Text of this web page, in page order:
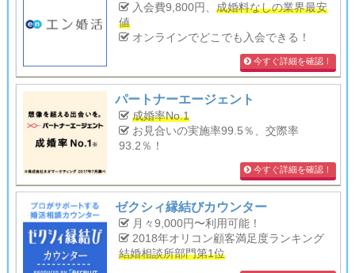
入会費9,800円、成婚料なしの業界最安
値
オンラインでどこでも入会できる！
今すぐ詳細を確認！
パートナーエージェント
成婚率No.1
お見合いの実施率99.5％、交際率
93.2％！
今すぐ詳細を確認！
ゼクシィ縁結びカウンター
月々9,000円〜利用可能！
2018年オリコン顧客満足度ランキング
結婚相談所部門第1位